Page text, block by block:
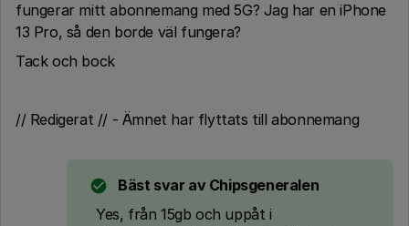
fungerar mitt abonnemang med 5G? Jag har en iPhone
13 Pro, så den borde väl fungera?
Tack och bock
// Redigerat // - Ämnet har flyttats till abonnemang
Bäst svar av Chipsgeneralen
Yes, från 15gb och uppåt i